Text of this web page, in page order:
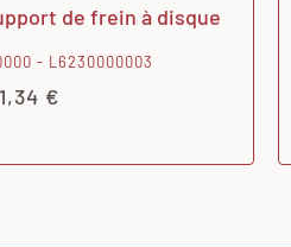
de frein à disque
- L6230000003
€